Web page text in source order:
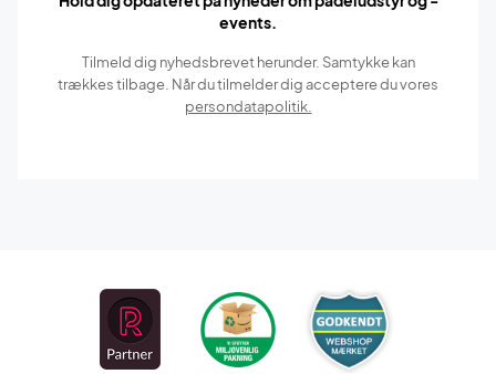
events.
Tilmeld dig nyhedsbrevet herunder. Samtykke kan
trækkes tilbage. Når du tilmelder dig acceptere du vores
persondatapolitik.